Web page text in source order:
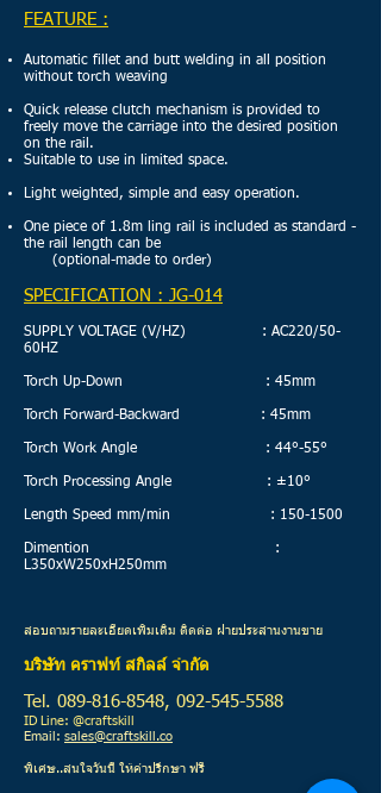
FEATURE :
Automatic fillet and butt welding in all position
without torch weaving
Quick release clutch mechanism is provided to
freely move the carriage into the desired position
on the rail.
Suitable to use in limited space.
Light weighted, simple and easy operation.
One piece of 1.8m ling rail is included as standard -
the rail length can be
(optional-made to order)
SPECIFICATION : JG-014
SUPPLY VOLTAGE (V/HZ) : AC220/50-
60HZ
Torch Up-Down : 45mm
Torch Forward-Backward : 45mm
Torch Work Angle : 44°-55°
Torch Processing Angle : ±10°
Length Speed mm/min : 150-1500
Dimention :
L350xW250xH250mm
สอบถามรายละเอียดเพิ่มเติม ติดต่อ ฝ่ายประสานงานขาย
บริษัท คราฟท์ สกิลล์ จำกัด
Tel. 089-816-8548, 092-545-5588
ID Line: @craftskill
Email: sales@craftskill.co
พิเศษ..สนใจวันนี้ ให้คำปรึกษา ฟรี